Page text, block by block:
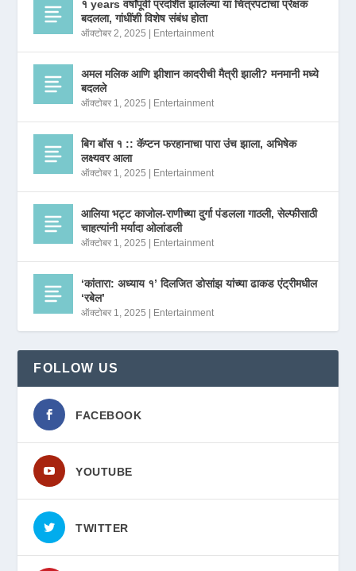
१ years वर्षांपूर्वी प्रदर्शित झालेल्या या चित्रपटाचा प्रेक्षक
बदलला, गांधींशी विशेष संबंध होता
ऑक्टोबर 2, 2025 Entertainment
अमल मलिक आणि झीशान कादरीची मैत्री झाली? मनमानी मध्ये
बदलले
ऑक्टोबर 1, 2025 Entertainment
बिग बॉस १ :: कॅप्टन फरहानाचा पारा उंच झाला, अभिषेक
लक्ष्यवर आला
ऑक्टोबर 1, 2025 Entertainment
आलिया भट्ट काजोल-राणीच्या दुर्गा पंडलला गाठली, सेल्फीसाठी
चाहत्यांनी मर्यादा ओलांडली
ऑक्टोबर 1, 2025 Entertainment
‘कांतारा: अध्याय १’ दिलजित डोसांझ यांच्या ढाकड एंट्रीमधील
‘रबेल’
ऑक्टोबर 1, 2025 Entertainment
FOLLOW US
FACEBOOK
YOUTUBE
TWITTER